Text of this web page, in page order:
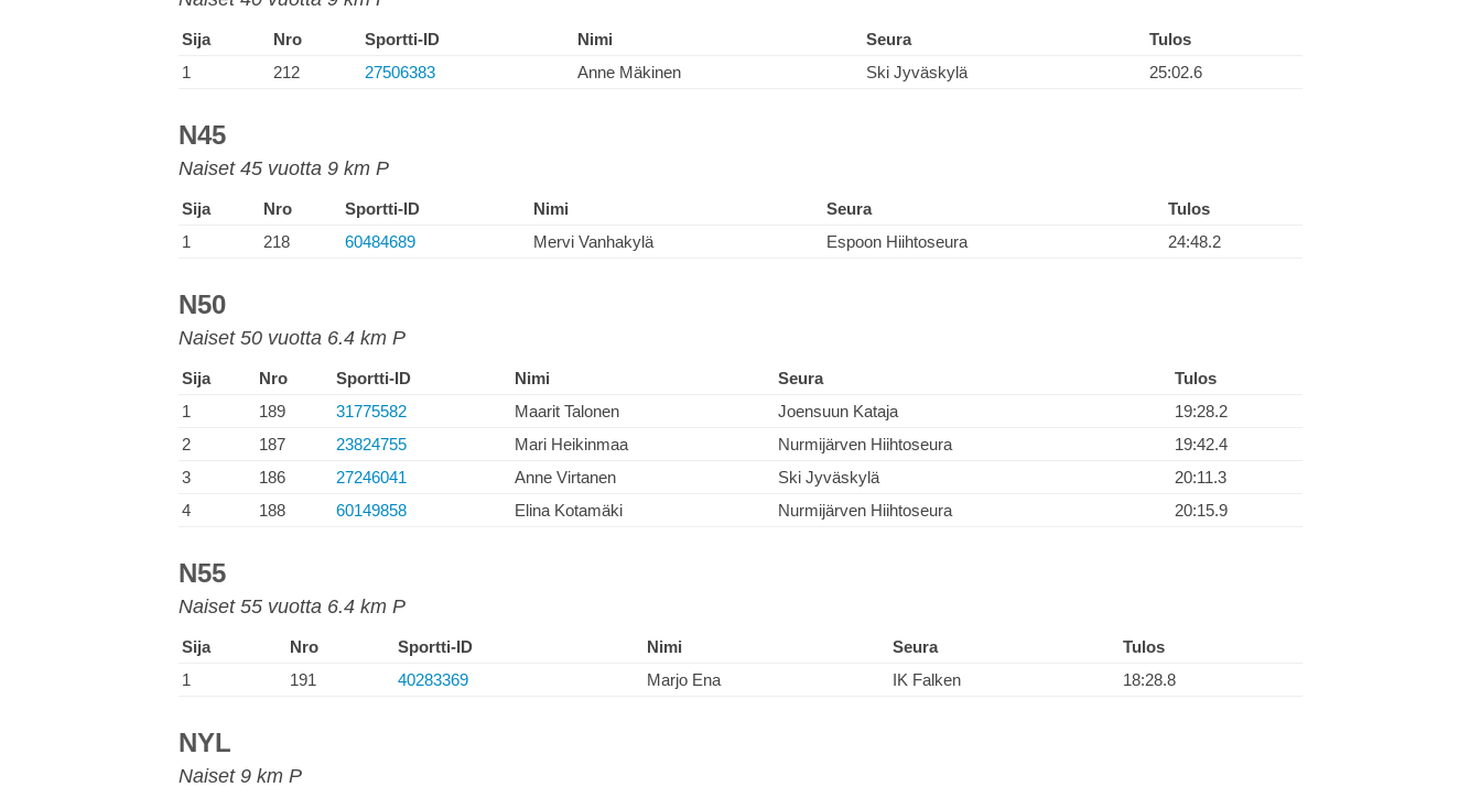
Sija Nro Sportti-ID Nimi Seura
Tulos
1
212 27506383 Anne Mäkinen Ski Jyväskylä 25:02.6
N45
Naiset 45 vuotta 9 km P
Sija Nro Sportti-ID Nimi Seura
Tulos
1
218 60484689 Mervi Vanhakylä Espoon Hiihtoseura 24:48.2
N50
Naiset 50 vuotta 6.4 km P
Sija Nro Sportti-ID Nimi Seura
Tulos
1
189 31775582 Maarit Talonen Joensuun Kataja
19:28.2
2
187 23824755 Mari Heikinmaa Nurmijärven Hiihtoseura
19:42.4
3
186 27246041 Anne Virtanen Ski Jyväskylä
20:11.3
4
188 60149858 Elina Kotamäki Nurmijärven Hiihtoseura 20:15.9
N55
Naiset 55 vuotta 6.4 km P
Sija Nro Sportti-ID Nimi Seura
Tulos
1
191 40283369 Marjo Ena IK Falken 18:28.8
NYL
Naiset 9 km P